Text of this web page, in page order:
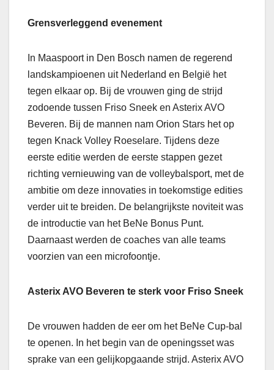
Grensverleggend evenement
In Maaspoort in Den Bosch namen de regerend
landskampioenen uit Nederland en België het
tegen elkaar op. Bij de vrouwen ging de strijd
zodoende tussen Friso Sneek en Asterix AVO
Beveren. Bij de mannen nam Orion Stars het op
tegen Knack Volley Roeselare. Tijdens deze
eerste editie werden de eerste stappen gezet
richting vernieuwing van de volleybalsport, met de
ambitie om deze innovaties in toekomstige edities
verder uit te breiden. De belangrijkste noviteit was
de introductie van het BeNe Bonus Punt.
Daarnaast werden de coaches van alle teams
voorzien van een microfoontje.
Asterix AVO Beveren te sterk voor Friso Sneek
De vrouwen hadden de eer om het BeNe Cup-bal
te openen. In het begin van de openingsset was
sprake van een gelijkopgaande strijd. Asterix AVO